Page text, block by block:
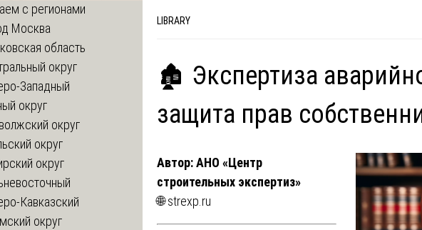
LIBRARY
🏚️ Экспертиза
защита прав
Автор: АНО «Центр
строительных экспертиз»
🌐strexp.ru
с регионами
Москва
область
округ
Западный
округ
округ
округ
округ
Кавказский
округ